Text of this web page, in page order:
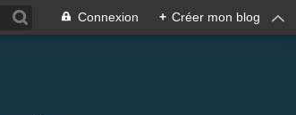
Connexion + Créer mon blog